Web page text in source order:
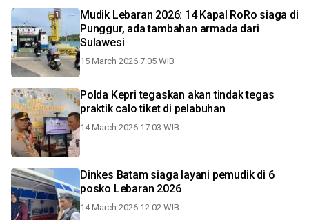
Mudik Lebaran 2026: 14 Kapal RoRo siaga di
Punggur, ada tambahan armada dari
Sulawesi
15 March 2026 7:05 WIB
Polda Kepri tegaskan akan tindak tegas
praktik calo tiket di pelabuhan
14 March 2026 17:03 WIB
Dinkes Batam siaga layani pemudik di 6
posko Lebaran 2026
14 March 2026 12:02 WIB